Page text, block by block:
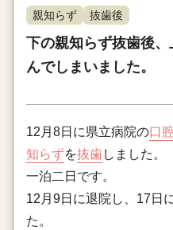
親知らず
抜歯後
下の親知らず抜歯後
んでしまいました。
12月8日に県立病院の口
知らずを抜歯 しました。
一泊二日です。
12月9日に退院し、17日
た。